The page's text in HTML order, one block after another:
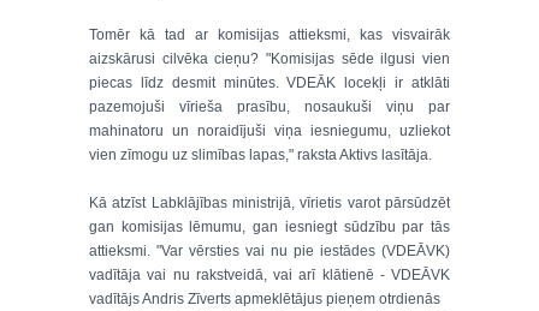
Tomēr kā tad ar komisijas attieksmi, kas visvairāk
aizskārusi cilvēka cieņu? "Komisijas sēde ilgusi vien
piecas līdz desmit minūtes. VDEĀK locekļi ir atklāti
pazemojuši vīrieša prasību, nosaukuši viņu par
mahinatoru un noraidījuši viņa iesniegumu, uzliekot
vien zīmogu uz slimības lapas," raksta Aktivs lasītāja.
Kā atzīst Labklājības ministrijā, vīrietis varot pārsūdzēt
gan komisijas lēmumu, gan iesniegt sūdzību par tās
attieksmi. "Var vērsties vai nu pie iestādes (VDEĀVK)
vadītāja vai nu rakstveidā, vai arī klātienē - VDEĀVK
vadītājs Andris Zīverts apmeklētājus pieņem otrdienās